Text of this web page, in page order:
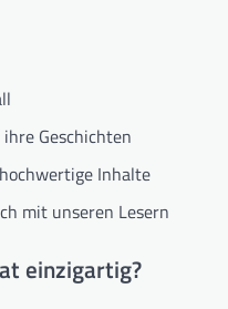
Geschichten
Inhalte
mit unseren Lesern
einzigartig?